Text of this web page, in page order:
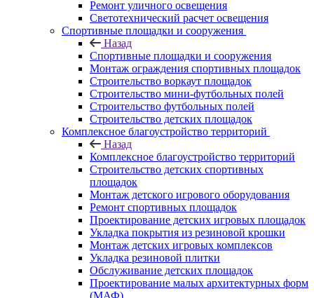
Ремонт уличного освещения
Светотехнический расчет освещения
Спортивные площадки и сооружения
Назад
Спортивные площадки и сооружения
Монтаж ограждения спортивных площадок
Строительство воркаут площадок
Строительство мини-футбольных полей
Строительство футбольных полей
Строительство детских площадок
Комплексное благоустройство территорий
Назад
Комплексное благоустройство территорий
Строительство детских спортивных
площадок
Монтаж детского игрового оборудования
Ремонт спортивных площадок
Проектирование детских игровых площадок
Укладка покрытия из резиновой крошки
Монтаж детских игровых комплексов
Укладка резиновой плитки
Обслуживание детских площадок
Проектирование малых архитектурных форм
(МАФ)